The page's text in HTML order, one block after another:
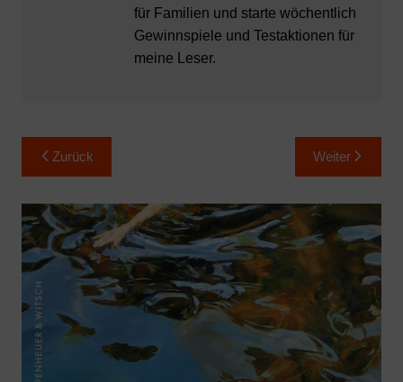
für Familien und starte wöchentlich
Gewinnspiele und Testaktionen für
meine Leser.
Beitragsnavigation
Zurück Weiter